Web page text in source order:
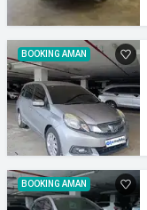
BOOKING AMAN
BOOKING AMAN